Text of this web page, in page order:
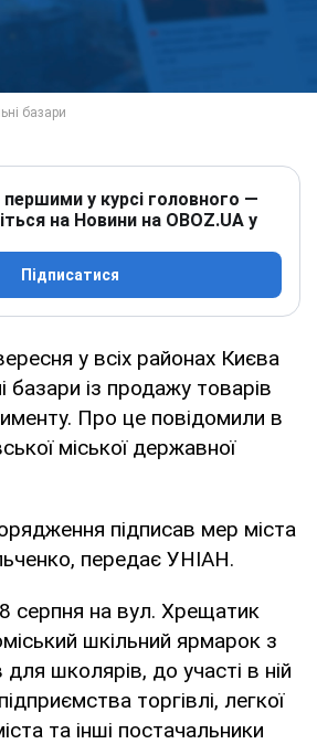
першими у курсі головного —
на Новини на OBOZ.UA у
Підписатися
у всіх районах Києва
базари із продажу товарів
Про це повідомили в
міської державної
підписав мер міста
передає УНІАН.
серпня на вул. Хрещатик
шкільний ярмарок з
школярів, до участі в ній
торгівлі, легкої
та інші постачальники